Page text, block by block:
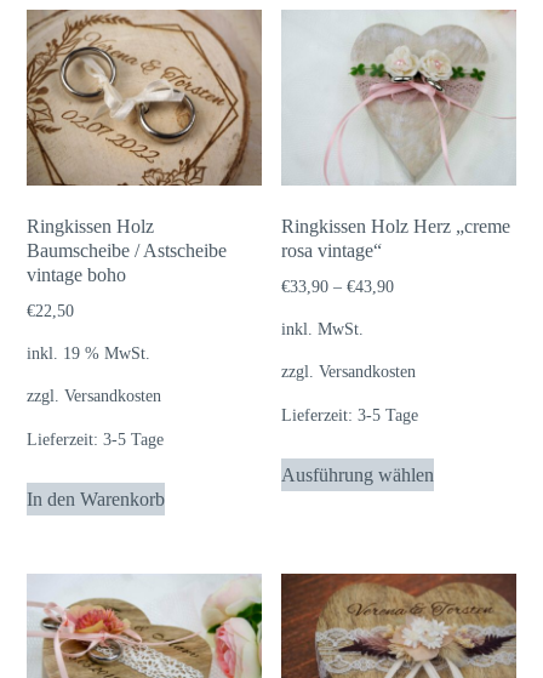
Ringkissen Holz
Baumscheibe / Astscheibe
vintage boho
€22,50
inkl. 19 % MwSt.
zzgl.Versandkosten
Lieferzeit:3-5 Tage
In den Warenkorb
Ringkissen Holz Herz „creme
rosa vintage“
€33,90 –€43,90
inkl. MwSt.
zzgl.Versandkosten
Lieferzeit:3-5 Tage
Ausführung wählen
Dieses
Produkt
Varianten
auf.
Die